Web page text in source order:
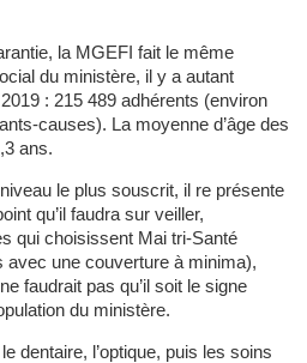
la MGEFI fait le même
du ministère, il y a autant
: 215 489 adhérents (environ
causes). La moyenne d’âge des
ans.
le plus souscrit, il re présente
qu’il faudra sur veiller,
qui choisissent Mai tri-Santé
avec une couverture à minima),
faudrait pas qu’il soit le signe
du ministère.
dentaire, l’optique, puis les soins